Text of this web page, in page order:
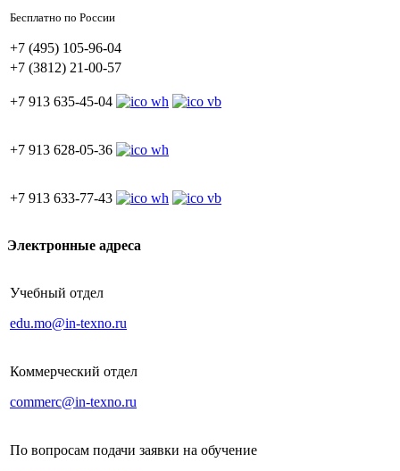
Бесплатно по России
+7 (495) 105-96-04
+7 (3812) 21-00-57
+7 913 635-45-04
+7 913 628-05-36
+7 913 633-77-43
Электронные адреса
Учебный отдел
edu.mo@in-texno.ru
Коммерческий отдел
commerc@in-texno.ru
По вопросам подачи заявки на обучение